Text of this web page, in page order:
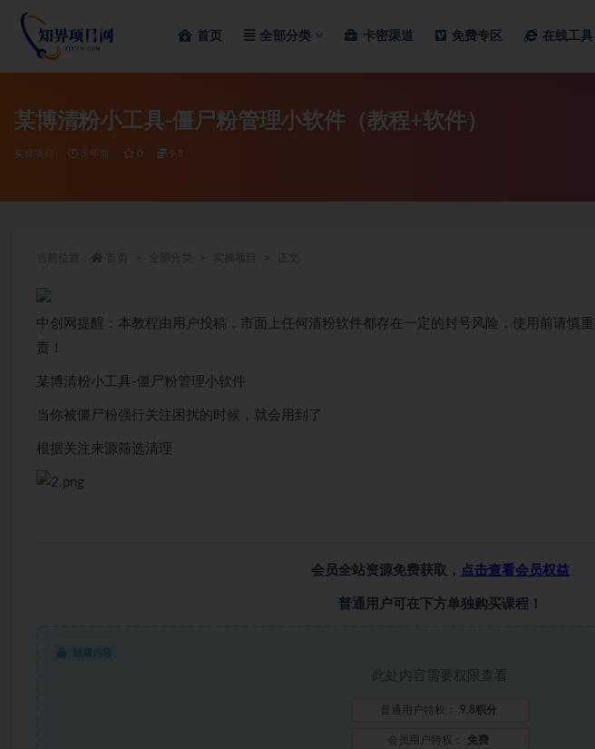
首页 全部分类 卡密渠道 免费专区 在线工具
某博清粉小工具-僵尸粉管理小软件（教程+软件）
实操项目 3 年前 0 9.8
中创网提醒：本教程由用户投稿，市面上任何清粉软件都存在一定的封号风险，使用前请慎
责！
某博清粉小工具-僵尸粉管理小软件
当你被僵尸粉强行关注困扰的时候，就会用到了
根据关注来源筛选清理
会员全站资源免费获取， 点击查看会员权益
普通用户可在下方单独购买课程！
隐藏内容
此处内容需要权限查看
普通用户特权： 9.8积分
会员用户特权： 免费